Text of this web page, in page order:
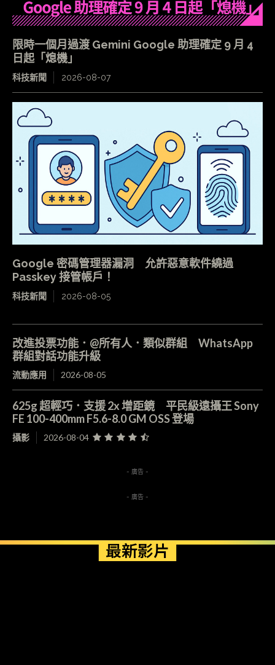
限時一個月過渡 Gemini Google 助理確定 9 月 4
日起「熄機」
科技新聞 2026-08-07
Google 密碼管理器漏洞 允許惡意軟件繞過
Passkey 接管帳戶！
科技新聞 2026-08-05
改進投票功能．@所有人．類似群組 WhatsApp
群組對話功能升級
流動應用 2026-08-05
625g 超輕巧．支援 2x 增距鏡 平民級遠攝王 Sony
FE 100-400mm F5.6-8.0 GM OSS 登場
攝影 2026-08-04
- 廣告 -
- 廣告 -
最新影片